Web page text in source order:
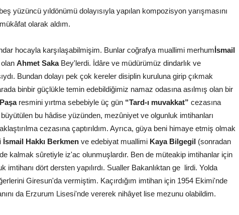
yüzüncü yıldönümü dolayısıyla yapılan kompozisyon yarışmasını
olarak aldım.
hocayla karşılaşabilmişim. Bunlar coğrafya muallimi merhumİsmail
Ahmet Saka Bey'lerdi. İdâre ve müdürümüz dindarlık ve
Bundan dolayı pek çok kereler disiplin kuruluna girip çıkmak
binbir güçlükle temin edebildiğimiz namaz odasına asılmış olan bir
resmini yırtma sebebiyle üç gün “Tard-ı muvakkat” cezasına
büyütülen bu hâdise yüzünden, mezûniyet ve olgunluk imtihanları
cezasına çaptırıldım. Ayrıca, güya beni himaye etmiş olmak
İsmail Hakkı Berkmen ve edebiyat muallimi Kaya Bilgegil (sonradan
kalmak sûretiyle iz'ac olunmuşlardır. Ben de müteakip imtihanlar için
imtihanı dört dersten yapılırdı. Sualler Bakanlıktan ge lirdi. Yolda
Giresun'da vermiştim. Kaçırdığım imtihan için 1954 Ekimi'nde
da Erzurum Lisesi'nde vererek nihâyet lise mezunu olabildim.